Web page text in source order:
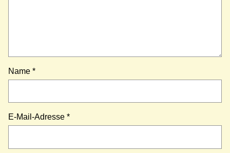
Name *
E-Mail-Adresse *